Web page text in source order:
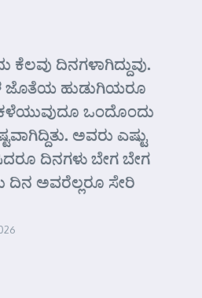
ದಿನಗಳಾಗಿದ್ದುವು.
ಜೊತೆಯ ಹುಡುಗಿಯರೂ
ಒಂದೊಂದು
ಅವರು ಎಷ್ಟು
ದಿನಗಳು ಬೇಗ ಬೇಗ
ದಿನ ಅವರೆಲ್ಲರೂ ಸೇರಿ